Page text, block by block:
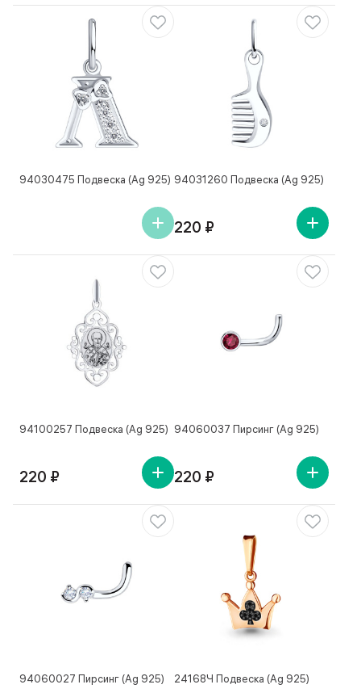
94030475 Подвеска (Ag 925) 94031260 Подвеска (Ag 925)
220 ₽
94100257 Подвеска (Ag 925)
220 ₽
94060037 Пирсинг (Ag 925)
220 ₽
94060027 Пирсинг (Ag 925) 24168Ч Подвеска (Ag 925)